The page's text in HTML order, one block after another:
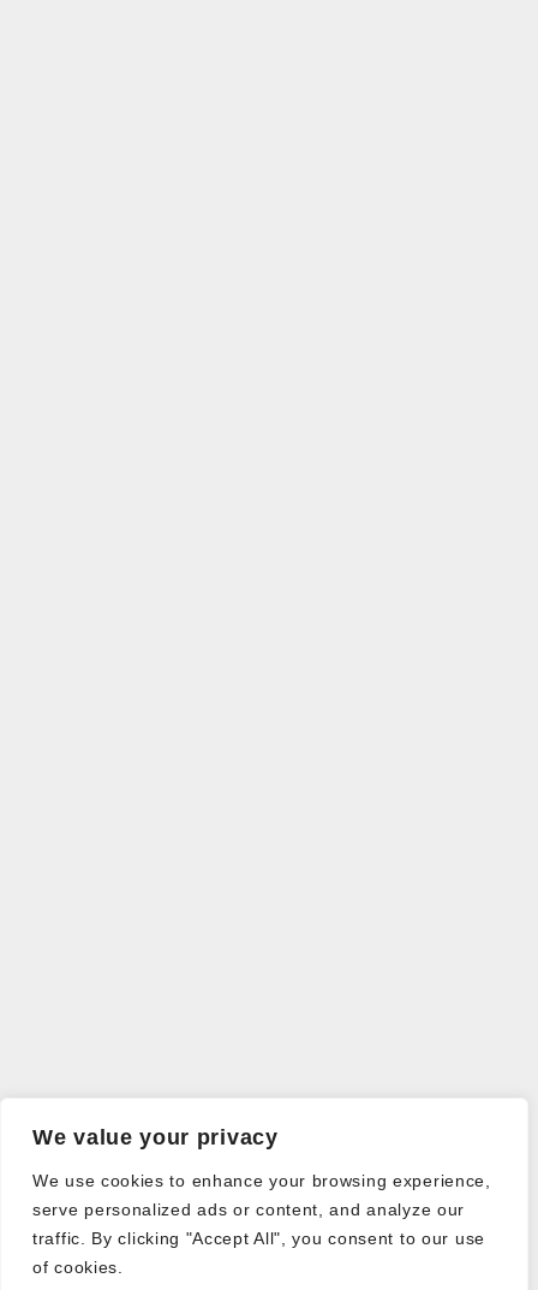
We value your privacy
We use cookies to enhance your browsing experience,
serve personalized ads or content, and analyze our
traffic. By clicking "Accept All", you consent to our use
of cookies.